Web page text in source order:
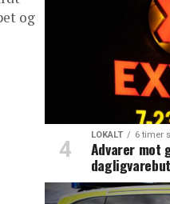
og
LOKALT 6 timer
Advarer mot